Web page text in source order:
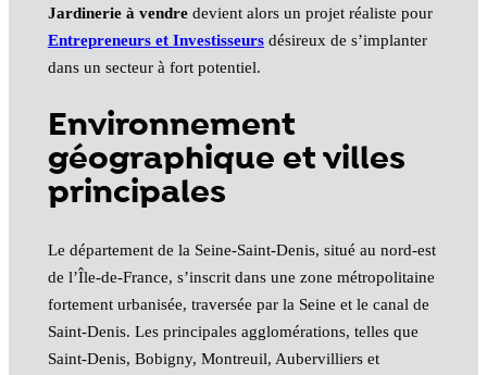
Jardinerie à vendredevient alors un projet réaliste pour
Entrepreneurs et Investisseursdésireux de s’implanter
dans un secteur à fort potentiel.
Environnement
géographique et villes
principales
Le département de la Seine-Saint-Denis, situé au nord‑est
de l’Île‑de‑France, s’inscrit dans une zone métropolitaine
fortement urbanisée, traversée par la Seine et le canal de
Saint‑Denis. Les principales agglomérations, telles que
Saint‑Denis, Bobigny, Montreuil, Aubervilliers et